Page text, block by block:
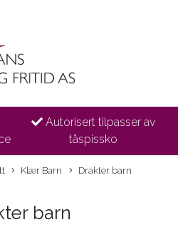
Autorisert tilpasser av
tåspissko
Klær Barn Drakter barn
barn